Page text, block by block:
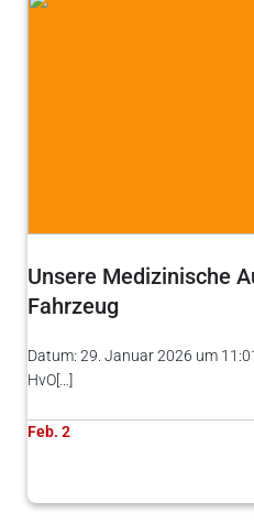
Unsere Medizinische
Fahrzeug
Datum: 29. Januar 2026 um
HvO[…]
Feb. 2